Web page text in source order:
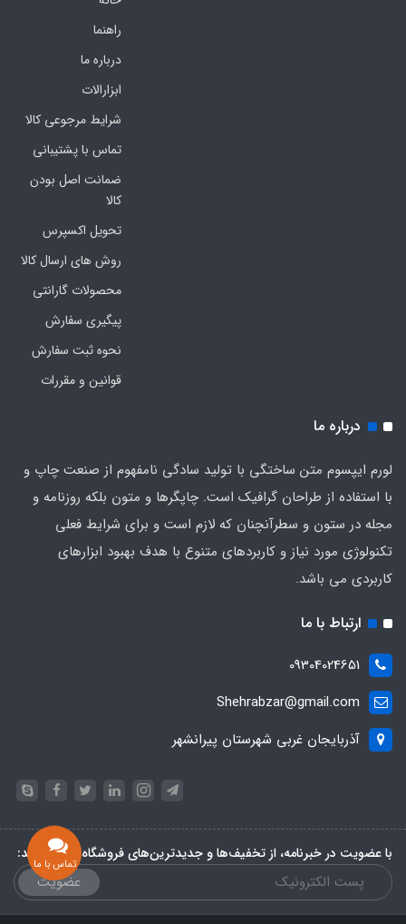
راهنما
درباره ما
ابزارالات
شرایط مرجوعی کالا
تماس با پشتیبانی
ضمانت اصل بودن
کالا
تحویل اکسپرس
روش های ارسال کالا
محصولات گارانتی
پیگیری سفارش
نحوه ثبت سفارش
قوانین و مقررات
درباره ما
لورم ایپسوم متن ساختگی با تولید سادگی نامفهوم از صنعت چاپ و
با استفاده از طراحان گرافیک است. چاپگرها و متون بلکه روزنامه و
مجله در ستون و سطرآنچنان که لازم است و برای شرایط فعلی
تکنولوژی مورد نیاز و کاربردهای متنوع با هدف بهبود ابزارهای
کاربردی می باشد.
ارتباط با ما
09304024651
Shehrabzar@gmail.com
آذربایجان غربی شهرستان پیرانشهر
با عضویت در خبرنامه، از تخفیف‌ها و جدیدترین‌های فروشگاه باخبر شوید:
عضویت
تماس با ما